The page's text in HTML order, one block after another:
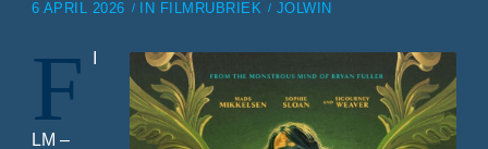
6 APRIL 2026 IN FILMRUBRIEK JOLWIN
F
LM –